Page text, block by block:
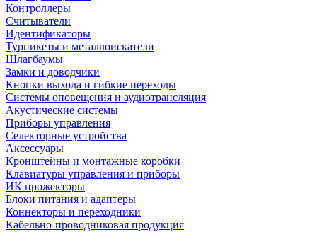
Контроллеры
Считыватели
Идентификаторы
Турникеты и металлоискатели
Шлагбаумы
Замки и доводчики
Кнопки выхода и гибкие переходы
Системы оповещения и аудиотрансляция
Акустические системы
Приборы управления
Селекторные устройства
Аксессуары
Кронштейны и монтажные коробки
Клавиатуры управления и приборы
ИК прожекторы
Блоки питания и адаптеры
Коннекторы и переходники
Кабельно-проводниковая продукция